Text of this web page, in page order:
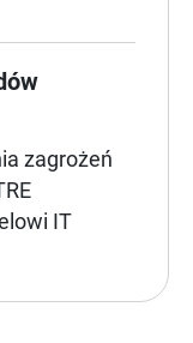
zagrożeń
IT